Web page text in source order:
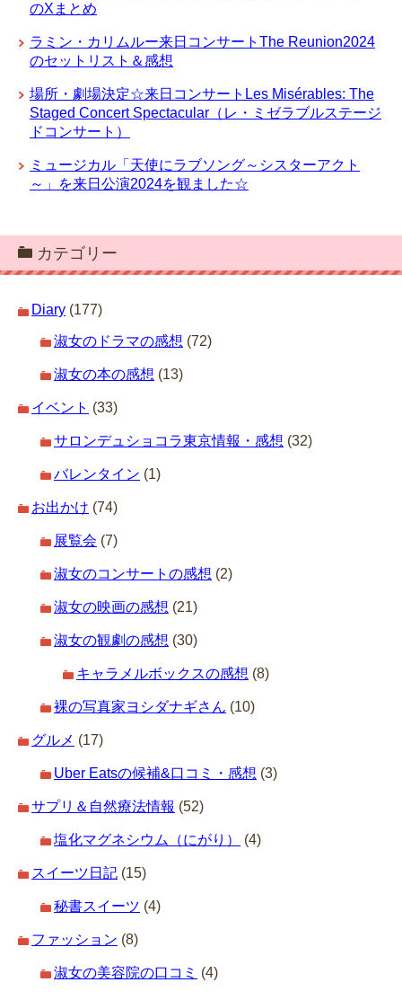
のXまとめ
ラミン・カリムルー来日コンサートThe Reunion2024
のセットリスト＆感想
場所・劇場決定☆来日コンサートLes Misérables: The
Staged Concert Spectacular（レ・ミゼラブルステージ
ドコンサート）
ミュージカル「天使にラブソング～シスターアクト
～」を来日公演2024を観ました☆
カテゴリー
Diary (177)
淑女のドラマの感想 (72)
淑女の本の感想 (13)
イベント (33)
サロンデュショコラ東京情報・感想 (32)
バレンタイン (1)
お出かけ (74)
展覧会 (7)
淑女のコンサートの感想 (2)
淑女の映画の感想 (21)
淑女の観劇の感想 (30)
キャラメルボックスの感想 (8)
裸の写真家ヨシダナギさん (10)
グルメ (17)
Uber Eatsの候補&口コミ・感想 (3)
サプリ＆自然療法情報 (52)
塩化マグネシウム（にがり） (4)
スイーツ日記 (15)
秘書スイーツ (4)
ファッション (8)
淑女の美容院の口コミ (4)